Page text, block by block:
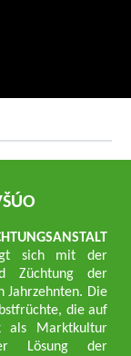
sich mit der
Züchtung der
Jahrzehnten. Die
die auf
als Marktkultur
Lösung der